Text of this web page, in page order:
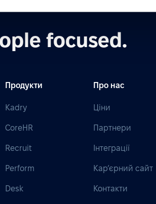
focused.
Продукти
Kadry
CoreHR
Recruit
Perform
Desk
Про нас
Ціни
Партнери
Інтеграції
Кар’єрний сайт
Контакти